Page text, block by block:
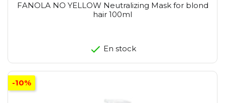
FANOLA NO YELLOW Neutralizing Mask for blond
hair 100ml
En stock
-10%